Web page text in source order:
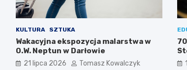
KULTURA SZTUKA
Wakacyjna ekspozycja malarstwa w
O.W. Neptun w Darłowie
21 lipca 2026 Tomasz Kowalczyk